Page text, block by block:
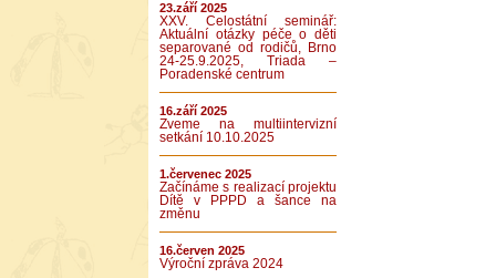
23.září 2025
XXV. Celostátní seminář:
Aktuální otázky péče o děti
separované od rodičů, Brno
24-25.9.2025, Triada –
Poradenské centrum
16.září 2025
Zveme na multiintervizní
setkání 10.10.2025
1.červenec 2025
Začínáme s realizací projektu
Dítě v PPPD a šance na
změnu
16.červen 2025
Výroční zpráva 2024